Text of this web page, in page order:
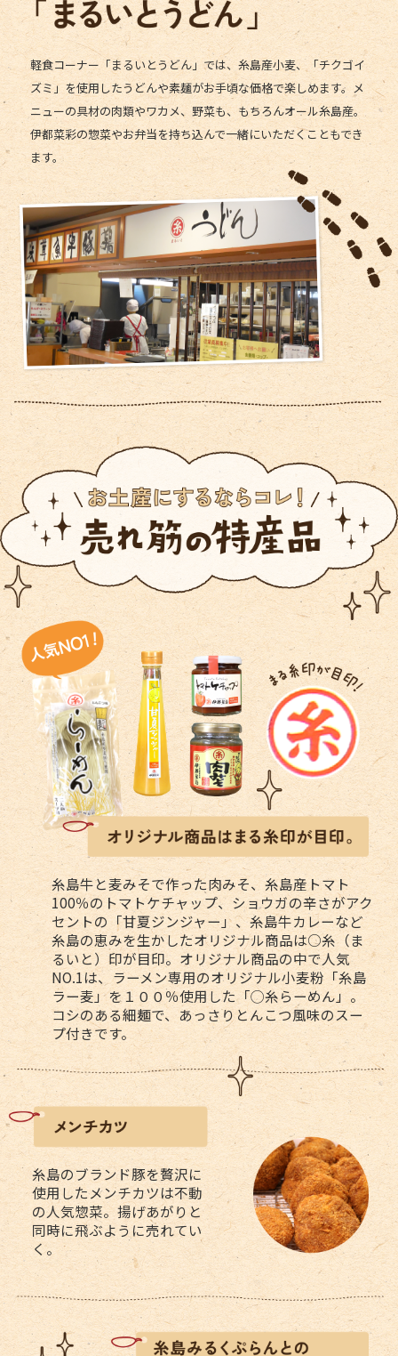
軽食コーナー「まるいとうどん」では、糸島産小麦、「チクゴイ
ズミ」を使用したうどんや素麺がお手頃な価格で楽しめます。メ
ニューの具材の肉類やワカメ、野菜も、もちろんオール糸島産。
伊都菜彩の惣菜やお弁当を持ち込んで一緒にいただくこともでき
ます。
糸島牛と麦みそで作った肉みそ、糸島産トマト
100％のトマトケチャップ、ショウガの辛さがアク
セントの「甘夏ジンジャー」、糸島牛カレーなど
糸島の恵みを生かしたオリジナル商品は○糸（ま
るいと）印が目印。オリジナル商品の中で人気
NO.1は、ラーメン専用のオリジナル小麦粉「糸島
ラー麦」を１００％使用した「◯糸らーめん」。
コシのある細麺で、あっさりとんこつ風味のスー
プ付きです。
糸島のブランド豚を贅沢に
使用したメンチカツは不動
の人気惣菜。揚げあがりと
同時に飛ぶように売れてい
く。